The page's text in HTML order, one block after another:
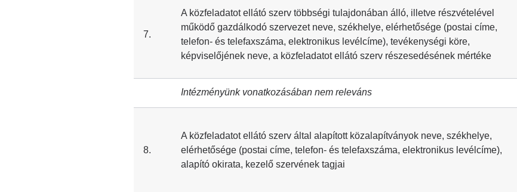
7.
A közfeladatot ellátó szerv többségi tulajdonában álló, illetve részvételével
működő gazdálkodó szervezet neve, székhelye, elérhetősége (postai címe,
telefon- és telefaxszáma, elektronikus levélcíme), tevékenységi köre,
képviselőjének neve, a közfeladatot ellátó szerv részesedésének mértéke
Intézményünk vonatkozásában nem releváns
8.
A közfeladatot ellátó szerv által alapított közalapítványok neve, székhelye,
elérhetősége (postai címe, telefon- és telefaxszáma, elektronikus levélcíme),
alapító okirata, kezelő szervének tagjai